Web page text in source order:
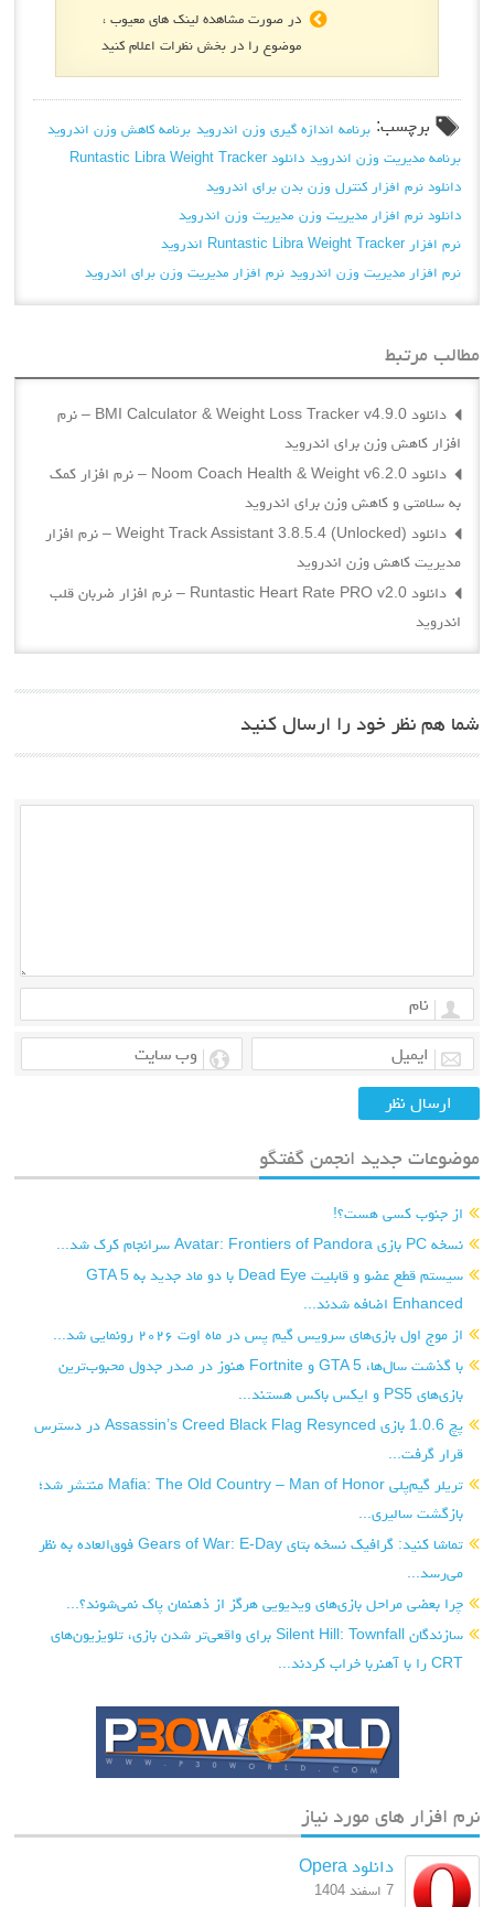
در صورت مشاهده لینک های معیوب ،
موضوع را در بخش نظرات اعلام کنید
برچسب: برنامه اندازه گیری وزن اندروید برنامه کاهش وزن اندروید
برنامه مدیریت وزن اندروید دانلود Runtastic Libra Weight Tracker
دانلود نرم افزار کنترل وزن بدن براي اندرويد
دانلود نرم افزار مدیریت وزن مدیریت وزن اندروید
نرم افزار Runtastic Libra Weight Tracker اندروید
نرم افزار مدیریت وزن اندروید نرم افزار مدیریت وزن برای اندروید
مطالب مرتبط
دانلود BMI Calculator & Weight Loss Tracker v4.9.0 – نرم
افزار کاهش وزن برای اندروید
دانلود Noom Coach Health & Weight v6.2.0 – نرم افزار کمک
به سلامتی و کاهش وزن برای اندروید
دانلود Weight Track Assistant 3.8.5.4 (Unlocked) – نرم افزار
مدیریت کاهش وزن اندروید
دانلود Runtastic Heart Rate PRO v2.0 – نرم افزار ضربان قلب
اندروید
شما هم نظر خود را ارسال کنید
موضوعات جدید انجمن گفتگو
از جنوب کسی هست؟!
نسخه PC بازی Avatar: Frontiers of Pandora سرانجام کرک شد...
سیستم قطع عضو و قابلیت Dead Eye با دو ماد جدید به GTA 5
Enhanced اضافه شدند...
از موج اول بازی‌های سرویس گیم پس در ماه اوت ۲۰۲۶ رونمایی شد...
با گذشت سال‌ها، GTA 5 و Fortnite هنوز در صدر جدول محبوب‌ترین
بازی‌های PS5 و ایکس باکس هستند...
پچ 1.0.6 بازی Assassin’s Creed Black Flag Resynced در دسترس
قرار گرفت...
تریلر گیم‌پلی Mafia: The Old Country – Man of Honor منتشر شد؛
بازگشت سالیری...
تماشا کنید: گرافیک نسخه بتای Gears of War: E-Day فوق‌العاده به نظر
می‌رسد...
چرا بعضی مراحل بازی‌های ویدیویی هرگز از ذهنمان پاک نمی‌شوند؟...
سازندگان Silent Hill: Townfall برای واقعی‌تر شدن بازی، تلویزیون‌های
CRT را با آهنربا خراب کردند...
نرم افزار های مورد نیاز
دانلود Opera
7 اسفند 1404